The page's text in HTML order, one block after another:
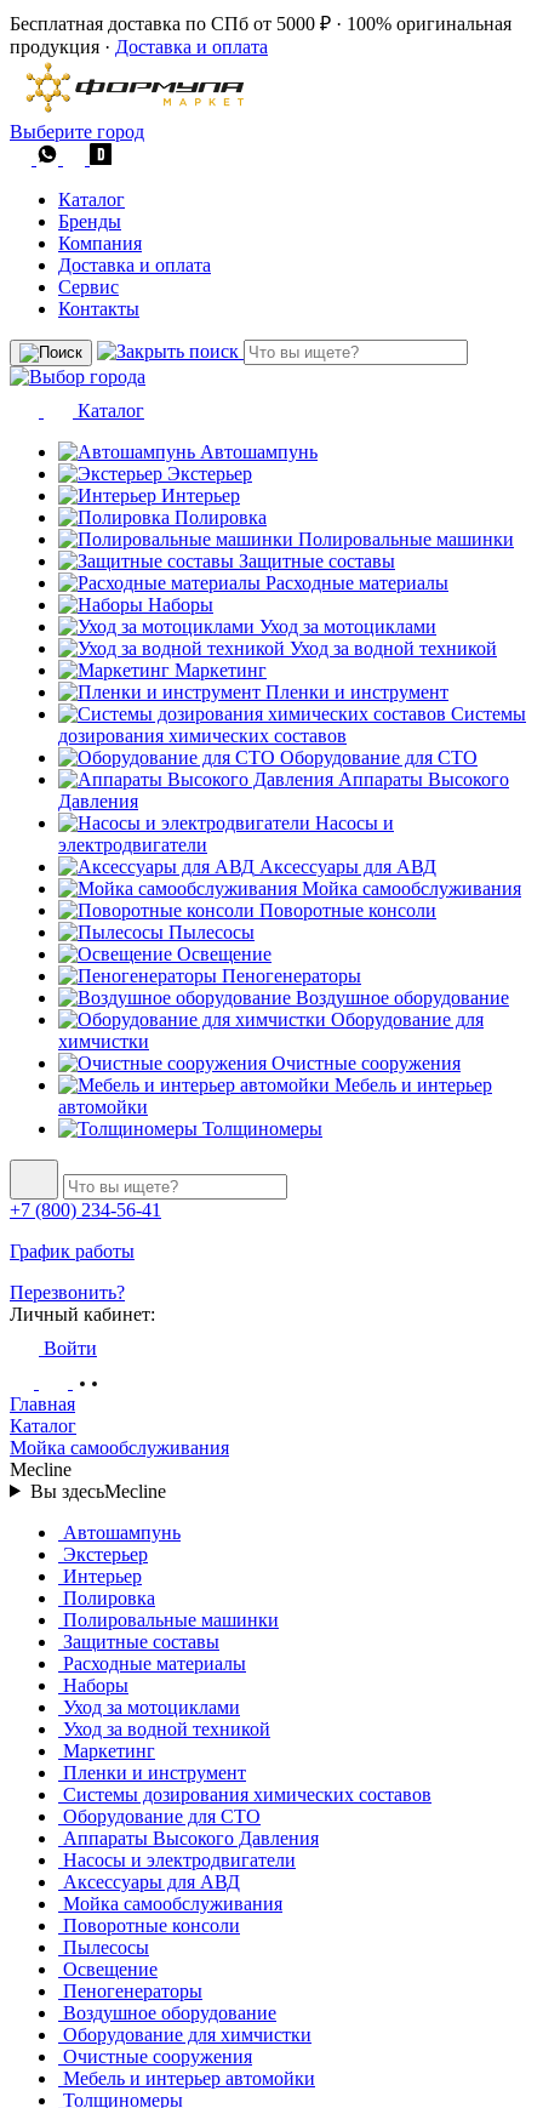
Бесплатная доставка по СПб от 5000 ₽ · 100% оригинальная
продукция · Доставка и оплата
Выберите город
Каталог
Бренды
Компания
Доставка и оплата
Сервис
Контакты
Каталог
Автошампунь
Экстерьер
Интерьер
Полировка
Полировальные машинки
Защитные составы
Расходные материалы
Наборы
Уход за мотоциклами
Уход за водной техникой
Маркетинг
Пленки и инструмент
Системы
дозирования химических составов
Оборудование для СТО
Аппараты Высокого
Давления
Насосы и
электродвигатели
Аксессуары для АВД
Мойка самообслуживания
Поворотные консоли
Пылесосы
Освещение
Пеногенераторы
Воздушное оборудование
Оборудование для
химчистки
Очистные сооружения
Мебель и интерьер
автомойки
Толщиномеры
+7 (800) 234-56-41
График работы
Перезвонить?
Личный кабинет:
Войти
Главная
Каталог
Мойка самообслуживания
Mecline
Вы здесьMecline
Автошампунь
Экстерьер
Интерьер
Полировка
Полировальные машинки
Защитные составы
Расходные материалы
Наборы
Уход за мотоциклами
Уход за водной техникой
Маркетинг
Пленки и инструмент
Системы дозирования химических составов
Оборудование для СТО
Аппараты Высокого Давления
Насосы и электродвигатели
Аксессуары для АВД
Мойка самообслуживания
Поворотные консоли
Пылесосы
Освещение
Пеногенераторы
Воздушное оборудование
Оборудование для химчистки
Очистные сооружения
Мебель и интерьер автомойки
Толщиномеры